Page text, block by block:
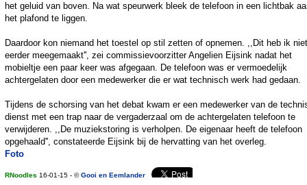
het geluid van boven. Na wat speurwerk bleek de telefoon in een lichtbak
het plafond te liggen.
Daardoor kon niemand het toestel op stil zetten of opnemen. ,,Dit heb ik niet
eerder meegemaakt'', zei commissievoorzitter Angelien Eijsink nadat het
mobieltje een paar keer was afgegaan. De telefoon was er vermoedelijk
achtergelaten door een medewerker die er wat technisch werk had gedaan.
Tijdens de schorsing van het debat kwam er een medewerker van de
dienst met een trap naar de vergaderzaal om de achtergelaten telefoon te
verwijderen. ,,De muziekstoring is verholpen. De eigenaar heeft de telefoon
opgehaald'', constateerde Eijsink bij de hervatting van het overleg.
Foto
RNoodles 16-01-15 - ©Gooi en Eemlander